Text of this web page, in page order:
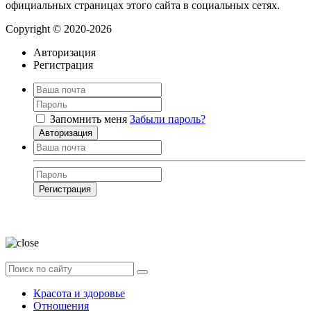
официальных страницах этого сайта в социальных сетях.
Copyright © 2020-2026
Авторизация
Регистрация
Запомнить меня Забыли пароль?
Авторизация
Регистрация
Красота и здоровье
Отношения